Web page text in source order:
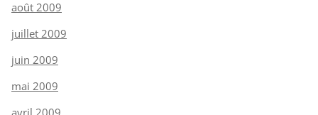
août 2009
juillet 2009
juin 2009
mai 2009